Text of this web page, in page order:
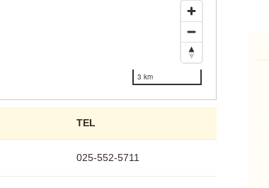
3 km
TEL
025-552-5711